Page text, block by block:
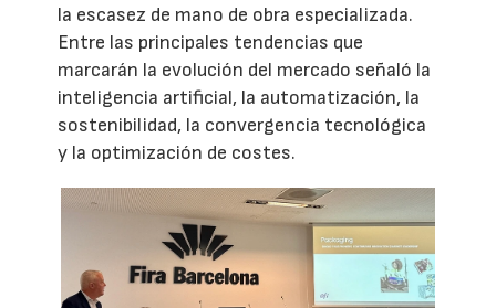
la escasez de mano de obra especializada.
Entre las principales tendencias que
marcarán la evolución del mercado señaló la
inteligencia artificial, la automatización, la
sostenibilidad, la convergencia tecnológica
y la optimización de costes.